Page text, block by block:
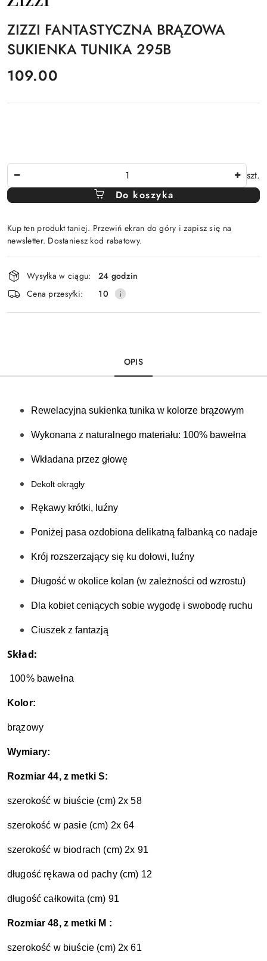
PRODUCENTA:
ZIZZI FANTASTYCZNA BRĄZOWA
SUKIENKA TUNIKA 295B
cena:
109.00
szt.
Do koszyka
Kup ten produkt taniej. Przewiń ekran do góry i zapisz się na
newsletter. Dostaniesz kod rabatowy.
Dostępność
i
dostawa
Wysyłka w ciągu:
24 godzin
Cena przesyłki:
10
OPIS
Rewelacyjna sukienka tunika w kolorze brązowym
Wykonana z naturalnego materiału: 100% bawełna
Wkładana przez głowę
Dekolt okrągły
Rękawy krótki, luźny
Poniżej pasa ozdobiona delikatną falbanką co nadaje
Krój rozszerzający się ku dołowi, luźny
Długość w okolice kolan (w zależności od wzrostu)
Dla kobiet ceniących sobie wygodę i swobodę ruchu
Ciuszek z fantazją
Skład:
100% bawełna
Kolor:
brązowy
Wymiary:
Rozmiar 44, z metki S:
szerokość w biuście (cm) 2x 58
szerokość w pasie (cm) 2x 64
szerokość w biodrach (cm) 2x 91
długość rękawa od pachy (cm) 12
długość całkowita (cm) 91
Rozmiar 48, z metki M :
szerokość w biuście (cm) 2x 61